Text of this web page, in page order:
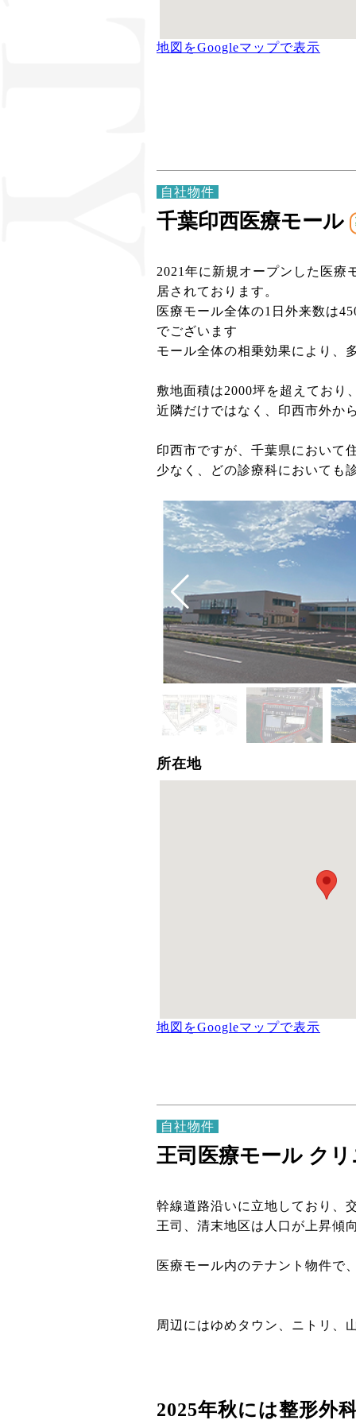
地図をGoogleマップで表示
自社物件
千葉印西医療モール
2021年に新規オープンした医療
居されております。
医療モール全体の1日外来数は
でございます
モール全体の相乗効果により、
敷地面積は2000坪を超えており
近隣だけではなく、印西市外か
印西市ですが、千葉県において
少なく、どの診療科においても
所在地
地図をGoogleマップで表示
自社物件
王司医療モール ク
幹線道路沿いに立地しており、
王司、清末地区は人口が上昇傾
医療モール内のテナント物件で
周辺にはゆめタウン、ニトリ、
2025年秋には整形外